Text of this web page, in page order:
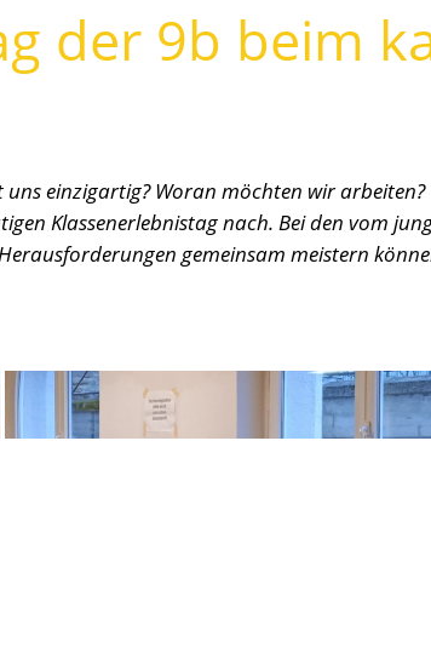
der 9b beim
einzigartig? Woran möchten wir arbeiten?
Klassenerlebnistag nach. Bei den vom
gemeinsam meistern